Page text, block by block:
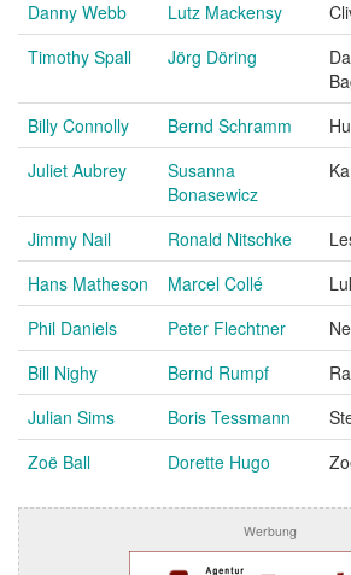
Danny Webb
Lutz Mackensy
Timothy Spall
Jörg Döring
Billy Connolly
Bernd Schramm
Juliet Aubrey
Susanna
Bonasewicz
Jimmy Nail Ronald Nitschke
Hans Matheson
Marcel Collé
Phil Daniels
Peter Flechtner
Bill Nighy
Bernd Rumpf
Julian Sims
Boris Tessmann
Zoë Ball
Dorette Hugo
Werbung